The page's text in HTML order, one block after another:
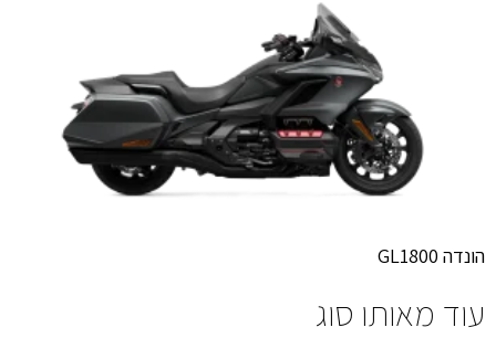
הונדה GL1800
עוד מאותו סוג